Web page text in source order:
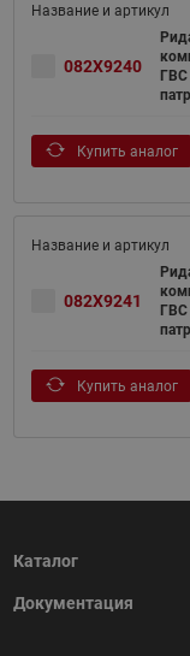
082X9240
ГВС
Купить аналог
082X9241
ГВС
Купить аналог
Каталог
Тепловая автоматика
Документация